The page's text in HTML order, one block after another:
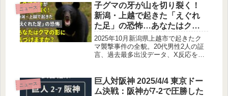
ニュース
子グマの牙が山を切り裂く！
新潟・上越で起きた「えぐれ
た足」の恐怖…あなたはクマ
の影に気づけますか？
2025年10月新潟県上越市で起きたク
マ襲撃事件の全貌。20代男性2人の証
言、過去最多出没データ、X反応をま
全を守るヒント満載。
ニュース
巨人対阪神 2025/4/4 東京ドー
ム決戦：阪神が7-2で圧勝した